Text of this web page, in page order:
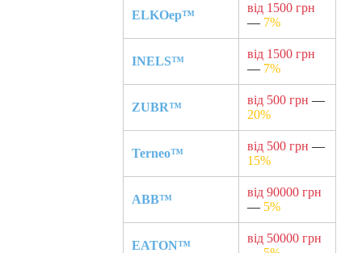
ELKOep™
від 1500 грн
— 7%
INELS™
від 1500 грн
— 7%
ZUBR™
від 500 грн —
20%
Terneo™
від 500 грн —
15%
ABB™
від 90000 грн
— 5%
EATON™
від 50000 грн